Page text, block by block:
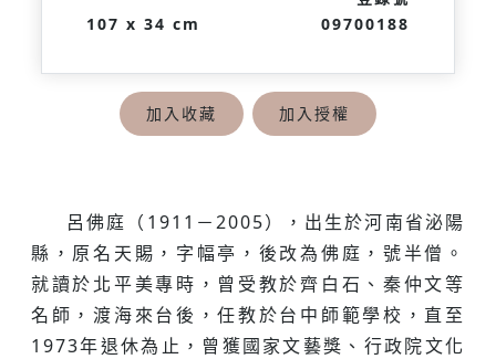
107 x 34 cm
09700188
加入收藏 加入授權
呂佛庭（1911－2005），出生於河南省泌陽
縣，原名天賜，字幅亭，後改為佛庭，號半僧。
就讀於北平美專時，曾受教於齊白石、秦仲文等
名師，渡海來台後，任教於台中師範學校，直至
1973年退休為止，曾獲國家文藝獎、行政院文化